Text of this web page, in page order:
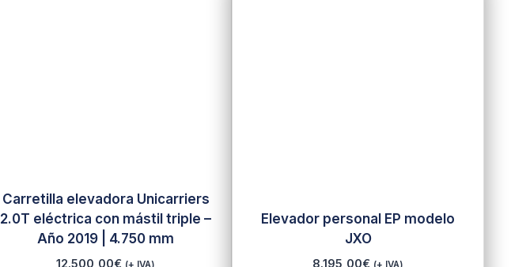
Carretilla elevadora Unicarriers
2.0T eléctrica con mástil triple –
Año 2019 | 4.750 mm
12.500,00€ (+ IVA)
Elevador personal EP modelo
JXO
8.195,00€ (+ IVA)